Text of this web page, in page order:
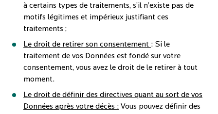
à certains types de traitements, s’il n’existe pas de
motifs légitimes et impérieux justifiant ces
traitements ;
Le droit de retirer son consentement : Si le
traitement de vos Données est fondé sur votre
consentement, vous avez le droit de le retirer à tout
moment.
Le droit de définir des directives quant au sort de vos
Données après votre décès : Vous pouvez définir des